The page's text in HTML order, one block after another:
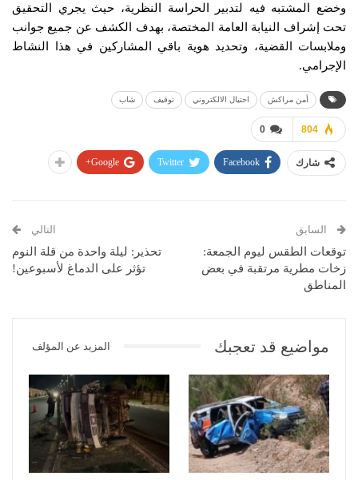
وخضع المشتبه فيه لتدبير الحراسة النظرية، حيث يجري التحقيق
تحت إشراف النيابة العامة المختصة، بهدف الكشف عن جميع جوانب
وملابسات القضية، وتحديد هوية باقي المشاركين في هذا النشاط
الإجرامي.
أمن مراكش احتيال الالكتروني توقيف شاب
0 804
شارك Facebook
Twitter
Google+
السابق
توقعات الطقس ليوم الجمعة:
زخات مطرية مرتقبة في بعض
المناطق
التالي
تحذير: ليلة واحدة من قلة النوم
تؤثر على الدماغ لأسبوعين!
مواضيع قد تعجبك المزيد عن المؤلف